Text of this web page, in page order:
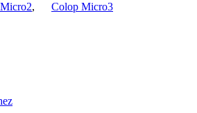
, Colop Micro3